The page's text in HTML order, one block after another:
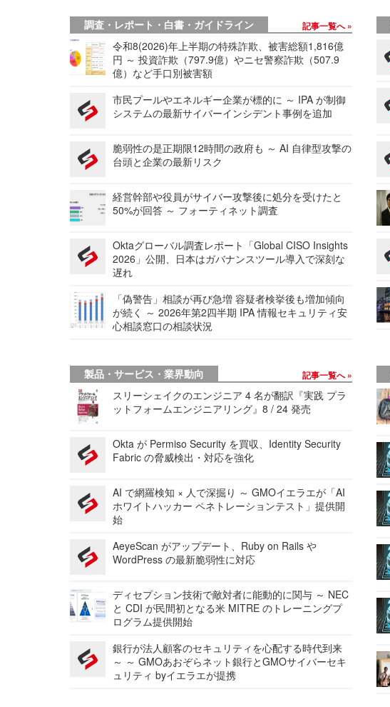
調査・レポート・白書・ガイドライン 記事一覧へ
令和8(2026)年上半期の特殊詐欺、被害総額1,816億
円 ～ 投資詐欺（797.9億）やニセ警察詐欺（507.9
億）など手口別被害額
市民プールやエネルギー企業が標的に ～ IPA が制御
システムの最新サイバーインシデント事例を追加
脆弱性の是正期限12時間の政府も ～ AI 自律型攻撃の
台頭と企業の最新リスク
経営幹部や役員がサイバー攻撃後に処分を受けたと
50%が回答 ～ フォーティネット調査
Oktaグローバル調査レポート「Global CISO Insights
2026」公開、日本はガバナンスツール導入で深刻な
遅れ
「偽警告」相談が再び急増 容疑者検挙後も増加傾向
が続く ～ 2026年第2四半期 IPA 情報セキュリティ安
心相談窓口の相談状況
製品・サービス・業界動向 記事一覧へ
スリーシェイクのエンジニア 4 名が翻訳『実践 プラ
ットフォームエンジニアリング』8 / 24 発売
Okta が Permiso Security を買収、Identity Security
Fabric の脅威検出・対応を強化
AI で網羅検知 × 人で深掘り ～ GMOイエラエが「AI
ホワイトハッカー ペネトレーションテスト」提供開
始
AeyeScan がアップデート、Ruby on Rails や
WordPress の最新脆弱性に対応
ディセプション技術で敵対者に能動的に関与 ～ NEC
と CDI が民間初となる米 MITRE のトレーニングプ
ログラム提供開始
銀行が法人顧客のセキュリティを心配する時代到来
～ ～ GMOあおぞらネット銀行とGMOサイバーセキ
ュリティ byイエラエが提携